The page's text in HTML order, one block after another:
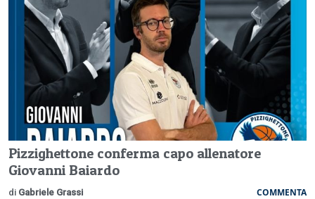
Pizzighettone conferma capo allenatore
Giovanni Baiardo
di Gabriele Grassi COMMENTA